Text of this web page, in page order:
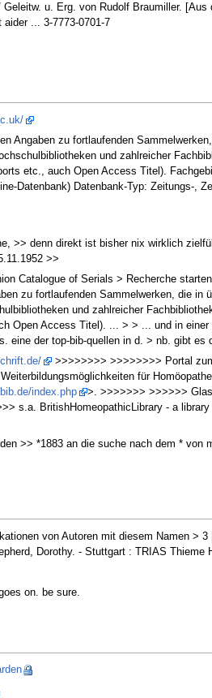
u. Erg. von Rudolf Braumiller.
... 3-7773-0701-7
Angaben zu fortlaufenden
und zahlreicher
etc., auch Open Access Titel).
Datenbank) Datenbank-Typ: Zeitungs-,
>> denn direkt ist bisher nix wirklich
>>
Catalogue of Serials > Recherche
zu fortlaufenden Sammelwerken, die
und zahlreicher
Open Access Titel). ... > > ... und in
der top-bib-quellen in d. > nb. gibt
>>>>>>>> >>>>>>>> Portal
für
index.php
>. >>>>>>> >>>>>>
s.a. BritishHomeopathicLibrary - a
>> *1883 an die suche nach dem *
von Autoren mit diesem Namen >
Dorothy. - Stuttgart : TRIAS Thieme
on. be sure.